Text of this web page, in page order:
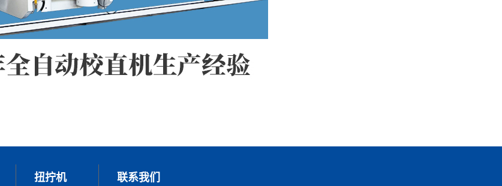
扭拧机 联系我们